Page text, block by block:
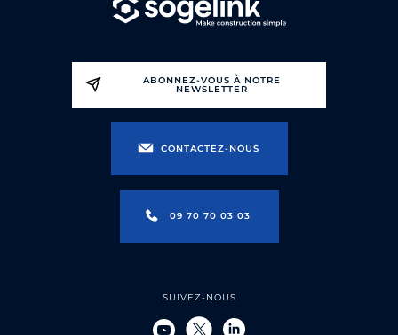
ABONNEZ-VOUS À NOTRE
NEWSLETTER
CONTACTEZ-NOUS
09 70 70 03 03
SUIVEZ-NOUS